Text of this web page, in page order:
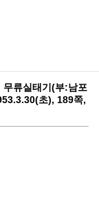
무류실태기(부:남포
초), 189쪽,